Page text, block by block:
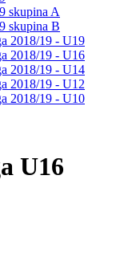
skupina A
skupina B
2018/19 - U19
2018/19 - U16
2018/19 - U14
2018/19 - U12
2018/19 - U10
U16